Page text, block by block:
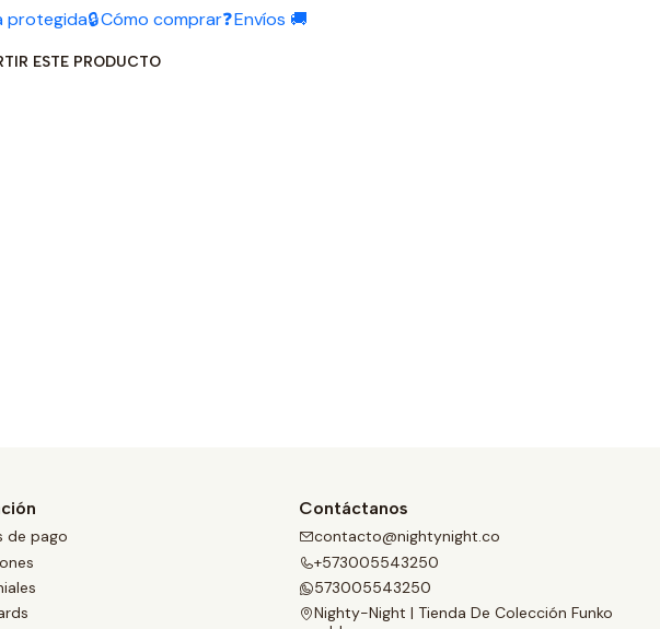
protegida🔒Cómo comprar❓Envíos 🚚
ESTE PRODUCTO
de pago
Contáctanos
contacto@nightynight.co
+573005543250
573005543250
Nighty-Night | Tienda De Colección Funko